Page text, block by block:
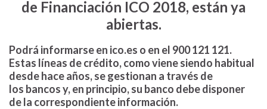
de Financiación ICO 2018, están ya
abiertas.
Podrá informarse en ico.es o en el 900 121 121.
Estas líneas de crédito, como viene siendo habitual
desde hace años, se gestionan a través de
los bancos y, en principio, su banco debe disponer
de la correspondiente información.